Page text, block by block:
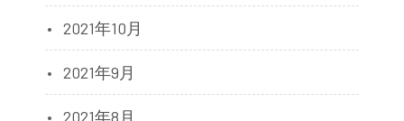
2021年10月
2021年9月
2021年8月